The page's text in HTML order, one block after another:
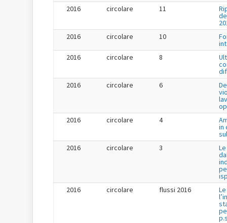
2016
circolare 11
2016
circolare 10
2016
circolare 8
2016
circolare 6
2016
circolare 4
in
2016
circolare 3
2016
circolare flussi 2016